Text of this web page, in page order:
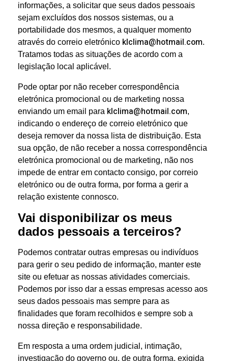
informações, a solicitar que seus dados pessoais
sejam excluídos dos nossos sistemas, ou a
portabilidade dos mesmos, a qualquer momento
através do correio eletrónico klclima@hotmail.com.
Tratamos todas as situações de acordo com a
legislação local aplicável.
Pode optar por não receber correspondência
eletrónica promocional ou de marketing nossa
enviando um email para klclima@hotmail.com,
indicando o endereço de correio eletrónico que
deseja remover da nossa lista de distribuição. Esta
sua opção, de não receber a nossa correspondência
eletrónica promocional ou de marketing, não nos
impede de entrar em contacto consigo, por correio
eletrónico ou de outra forma, por forma a gerir a
relação existente connosco.
Vai disponibilizar os meus
dados pessoais a terceiros?
Podemos contratar outras empresas ou indivíduos
para gerir o seu pedido de informação, manter este
site ou efetuar as nossas atividades comerciais.
Podemos por isso dar a essas empresas acesso aos
seus dados pessoais mas sempre para as
finalidades que foram recolhidos e sempre sob a
nossa direção e responsabilidade.
Em resposta a uma ordem judicial, intimação,
investigação do governo ou, de outra forma, exigida